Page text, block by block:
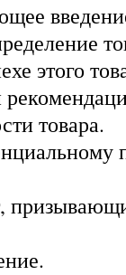
этого
товара.